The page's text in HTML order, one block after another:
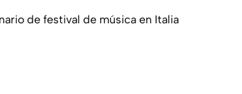
de festival de música en Italia